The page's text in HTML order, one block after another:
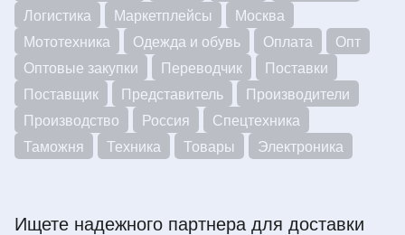
Логистика
Маркетплейсы
Москва
Мототехника
Одежда и обувь Оплата
Опт
Оптовые закупки
Переводчик
Поставки
Поставщик
Представитель
Производители
Производство
Россия
Спецтехника
Таможня
Техника Товары Электроника
Ищете надежного партнера для доставки